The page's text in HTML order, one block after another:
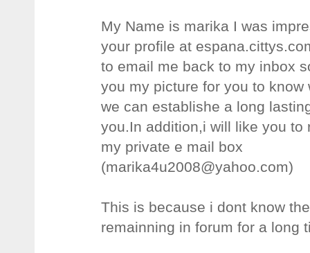
My Name is marika I was
your profile at
to email me back to my inbox
you my picture for you to know
we can establishe a long
you.In addition,i will like you to
my private e mail box
(marika4u2008@yahoo.com)
This is because i dont know
remainning in forum for a long